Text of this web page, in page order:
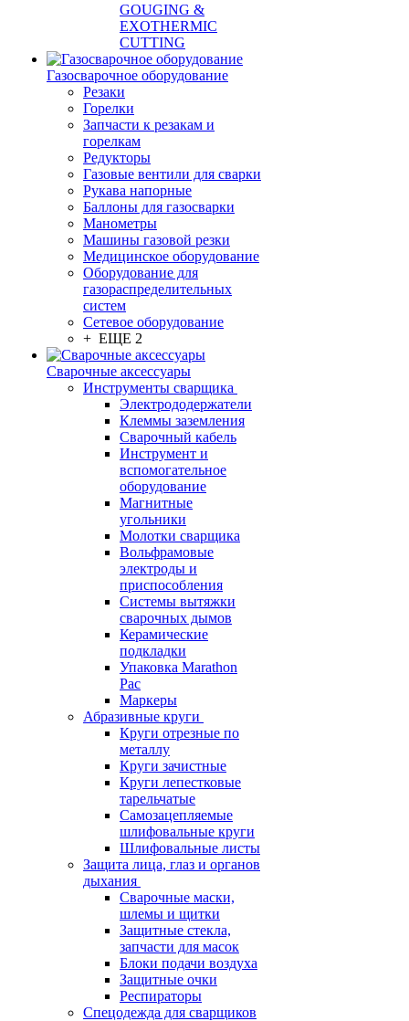
GOUGING &
EXOTHERMIC
CUTTING
Газосварочное оборудование
Резаки
Горелки
Запчасти к резакам и
горелкам
Редукторы
Газовые вентили для сварки
Рукава напорные
Баллоны для газосварки
Манометры
Машины газовой резки
Медицинское оборудование
Оборудование для
газораспределительных
систем
Сетевое оборудование
+ ЕЩЕ 2
Сварочные аксессуары
Инструменты сварщика
Электрододержатели
Клеммы заземления
Сварочный кабель
Инструмент и
вспомогательное
оборудование
Магнитные
угольники
Молотки сварщика
Вольфрамовые
электроды и
приспособления
Системы вытяжки
сварочных дымов
Керамические
подкладки
Упаковка Marathon
Pac
Маркеры
Абразивные круги
Круги отрезные по
металлу
Круги зачистные
Круги лепестковые
тарельчатые
Самозацепляемые
шлифовальные круги
Шлифовальные листы
Защита лица, глаз и органов
дыхания
Сварочные маски,
шлемы и щитки
Защитные стекла,
запчасти для масок
Блоки подачи воздуха
Защитные очки
Респираторы
Спецодежда для сварщиков